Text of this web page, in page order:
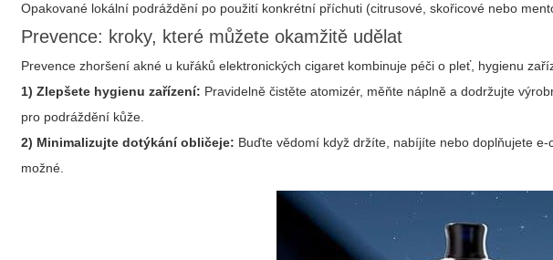
Opakované lokální podráždění po použití konkrétní příchuti (citrusové, skořicové nebo
Prevence: kroky, které můžete okamžitě udělat
Prevence zhoršení akné u kuřáků elektronických cigaret kombinuje péči o pleť, hygienu
1) Zlepšete hygienu zařízení: Pravidelně čistěte atomizér, měňte náplně a dodržujte
pro podráždění kůže.
2) Minimalizujte dotýkání obličeje: Buďte vědomí když držíte, nabíjíte nebo doplňujete
možné.